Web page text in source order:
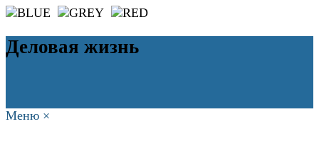
Деловая жизнь
Меню ×